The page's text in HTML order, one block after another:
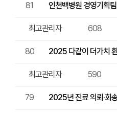
81
인천백병원 경영기획
최고관리자
608
80 2025 다같이 더가치
최고관리자 590
79 2025년 진료 의뢰·회